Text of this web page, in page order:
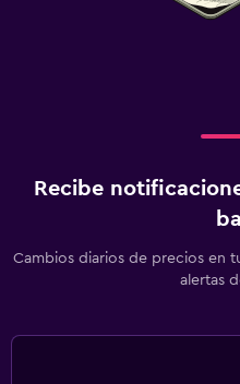
Recibe
Cambios diarios de precios en
alertas